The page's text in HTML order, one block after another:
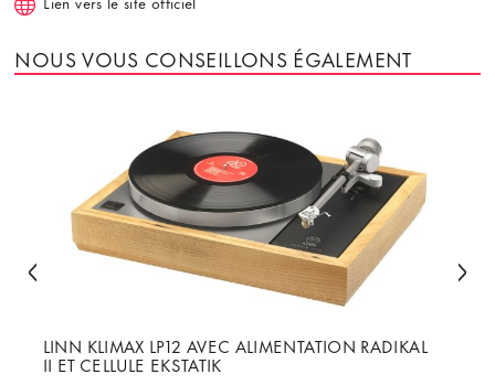
NOUS VOUS CONSEILLONS ÉGALEMENT
LINN KLIMAX LP12 AVEC ALIMENTATION RADIKAL
II ET CELLULE EKSTATIK